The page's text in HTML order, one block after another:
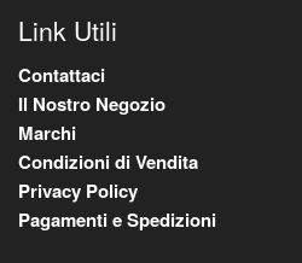
Link Utili
Contattaci
Il Nostro Negozio
Marchi
Condizioni di Vendita
Privacy Policy
Pagamenti e Spedizioni